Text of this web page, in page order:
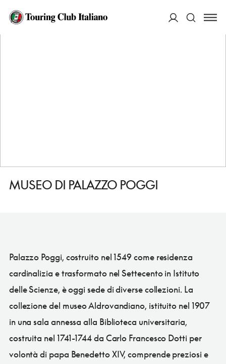
HOME
MUSEO DI PALAZZO POGGI
Palazzo Poggi, costruito nel 1549 come residenza
cardinalizia e trasformato nel Settecento in Istituto
delle Scienze, è oggi sede di diverse collezioni. La
collezione del museo Aldrovandiano, istituito nel 1907
in una sala annessa alla Biblioteca universitaria,
costruita nel 1741-1744 da Carlo Francesco Dotti per
volontà di papa Benedetto XIV, comprende preziosi e